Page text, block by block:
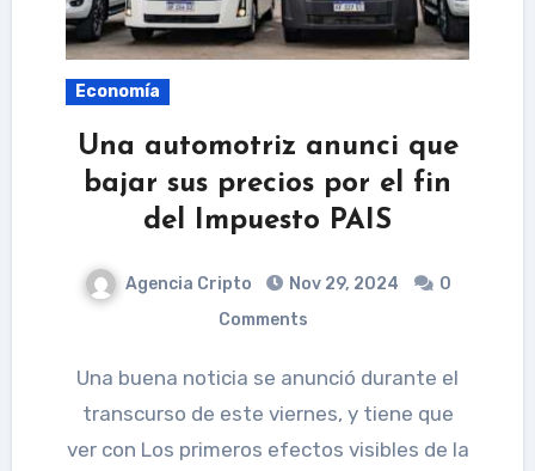
Economía
Una automotriz anunci que
bajar sus precios por el fin
del Impuesto PAIS
Agencia Cripto Nov 29, 2024
0
Comments
Una buena noticia se anunció durante el
transcurso de este viernes, y tiene que
ver con Los primeros efectos visibles de la